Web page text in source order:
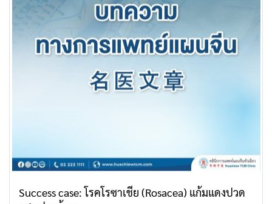
Success case: โรคโรซาเชีย (Rosacea) แก้มแดงปวด